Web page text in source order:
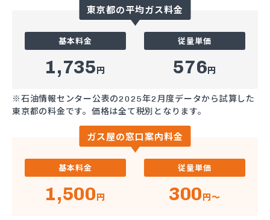
東京都の平均ガス料金
基本料金
1,735円
従量単価
576円
※石油情報センター公表の2025年2月度データから試算した
東京都の料金です。価格は全て税別となります。
ガス屋の窓口案内料金
基本料金
1,500円
従量単価
300円～